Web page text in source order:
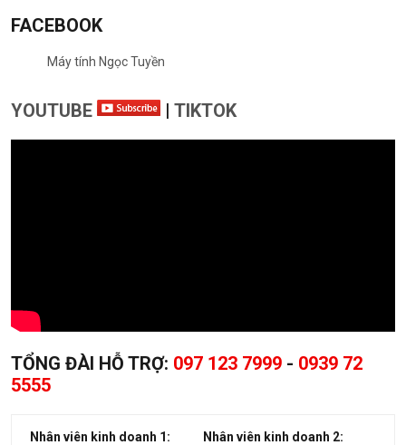
FACEBOOK
Máy tính Ngọc Tuyền
YOUTUBE | TIKTOK
TỔNG ĐÀI HỖ TRỢ: 097 123 7999 - 0939 72
5555
Nhân viên kinh doanh 1:
Nhân viên kinh doanh 2: